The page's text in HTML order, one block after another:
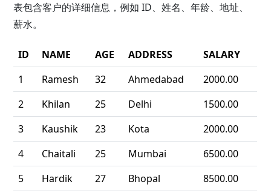
表包含客户的详细信息，例如 ID、姓名、年龄、地址、
薪水。
ID NAME AGE ADDRESS
SALARY
1
Ramesh 32 Ahmedabad
2000.00
2
Khilan 25 Delhi
1500.00
3
Kaushik 23 Kota
2000.00
4
Chaitali 25 Mumbai
6500.00
5
Hardik 27 Bhopal
8500.00